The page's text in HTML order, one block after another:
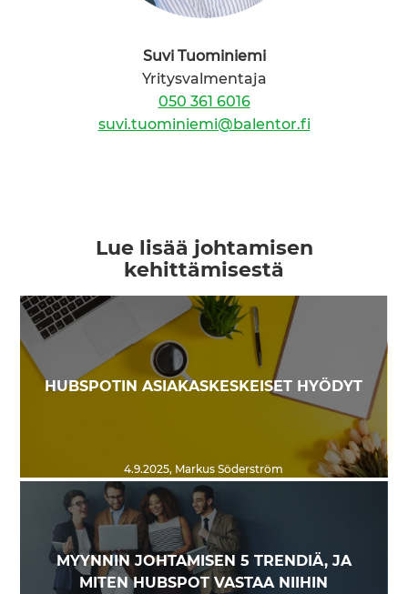
Suvi Tuominiemi
Yritysvalmentaja
050 361 6016
suvi.tuominiemi@balentor.fi
Lue lisää johtamisen
kehittämisestä
HUBSPOTIN ASIAKASKESKEISET HYÖDYT
4.9.2025, Markus Söderström
MYYNNIN JOHTAMISEN 5 TRENDIÄ, JA
MITEN HUBSPOT VASTAA NIIHIN